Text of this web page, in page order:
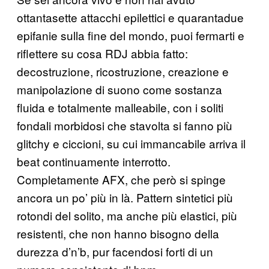
ottantasette attacchi epilettici e quarantadue
epifanie sulla fine del mondo, puoi fermarti e
riflettere su cosa RDJ abbia fatto:
decostruzione, ricostruzione, creazione e
manipolazione di suono come sostanza
fluida e totalmente malleabile, con i soliti
fondali morbidosi che stavolta si fanno più
glitchy e ciccioni, su cui immancabile arriva il
beat continuamente interrotto.
Completamente AFX, che però si spinge
ancora un po’ più in là. Pattern sintetici più
rotondi del solito, ma anche più elastici, più
resistenti, che non hanno bisogno della
durezza d’n’b, pur facendosi forti di un